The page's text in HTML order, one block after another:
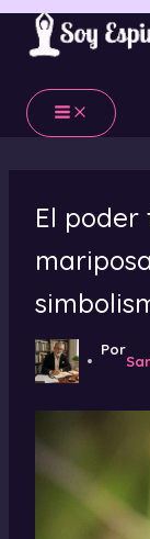
Ir
contenido
El
Por